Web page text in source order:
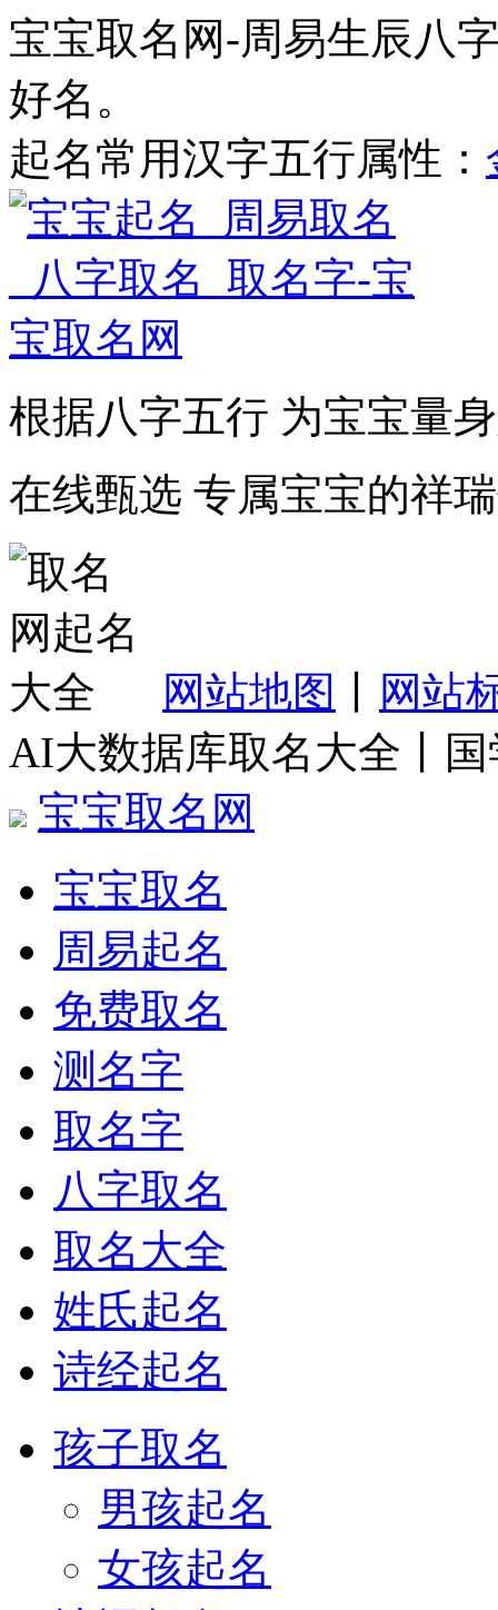
宝宝取名网-周易生辰八
好名。
起名常用汉字五行属性：
根据八字五行 为宝宝量
在线甄选 专属宝宝的祥
网站地图
网站
AI大数据库取名大全丨
宝宝取名网
宝宝取名
周易起名
免费取名
测名字
取名字
八字取名
取名大全
姓氏起名
诗经起名
孩子取名
男孩起名
女孩起名